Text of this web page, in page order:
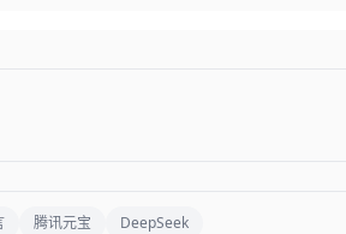
腾讯元宝 DeepSeek